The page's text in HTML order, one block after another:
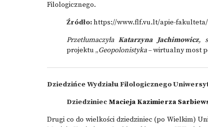
Filologicznego.
Źródło:https://www.flf.vu.lt/apie-
Przetłumaczyła Katarzyna Jachimowicz,
projektu „Geopolonistyka– wirtualny most
Dziedzińce Wydziału Filologicznego
DziedziniecMacieja Kazimierza
Drugi co do wielkości dziedziniec (po Wielkim)